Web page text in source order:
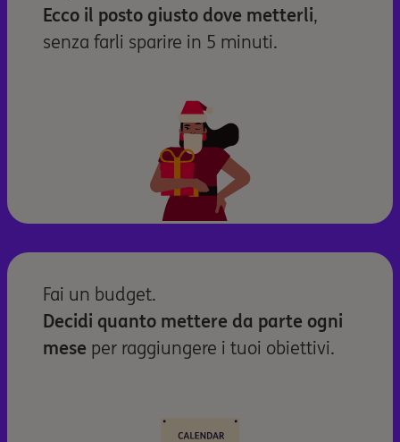
Ecco il posto giusto dove metterli,
senza farli sparire in 5 minuti.
Fai un budget.
Decidi quanto mettere da parte ogni
mese per raggiungere i tuoi obiettivi.